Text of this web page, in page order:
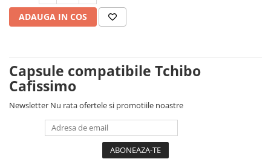
ADAUGA IN COS
Capsule compatibile Tchibo
Cafissimo
Newsletter Nu rata ofertele si promotiile noastre